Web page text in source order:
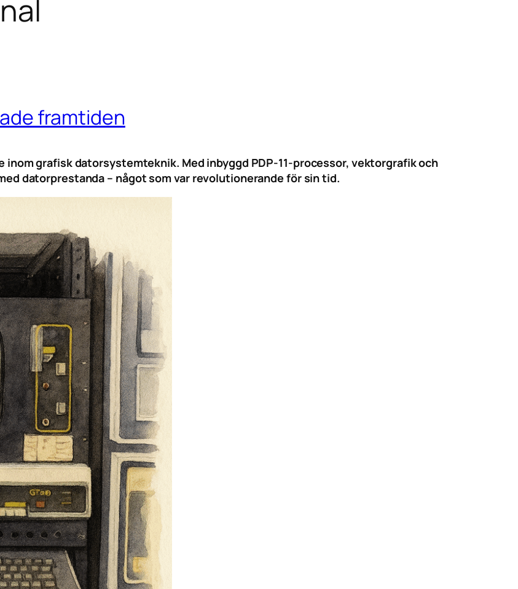
framtiden
inom grafisk datorsystemteknik. Med inbyggd PDP-11-processor, vektorgrafik och
datorprestanda – något som var revolutionerande för sin tid.